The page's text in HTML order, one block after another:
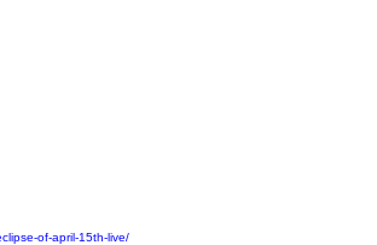
of-april-15th-live/